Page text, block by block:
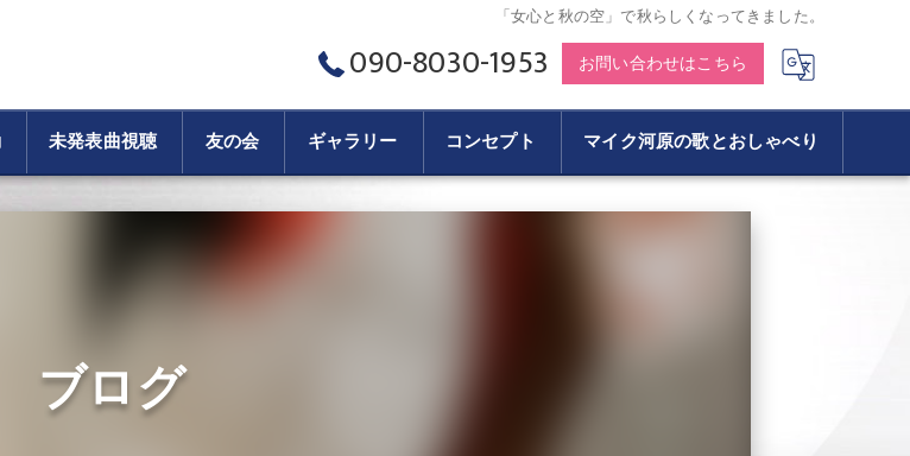
「女心と秋の空」で秋らしくなってきました。
090-8030-1953 お問い合わせはこちら
未発表曲視聴 友の会 ギャラリー コンセプト マイク河原の歌とおしゃべり
ブログ